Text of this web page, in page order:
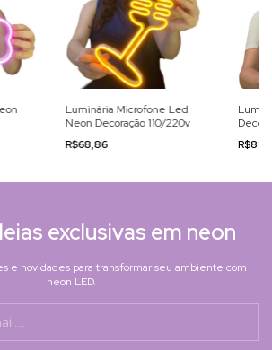
Luminária Microfone Led
Neon Decoração 110/220v
R$68,86
exclusivas em neon
e novidades para transformar seu ambiente com
neon LED.